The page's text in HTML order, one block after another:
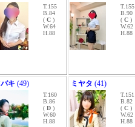
T.155
B.84
( C )
W.64
H.88
T.155
B.90
( C )
W.62
H.88
キ (49)
T.160
B.86
( D )
W.60
H.88
ミヤタ (41)
T.151
B.82
( C )
W.62
H.88